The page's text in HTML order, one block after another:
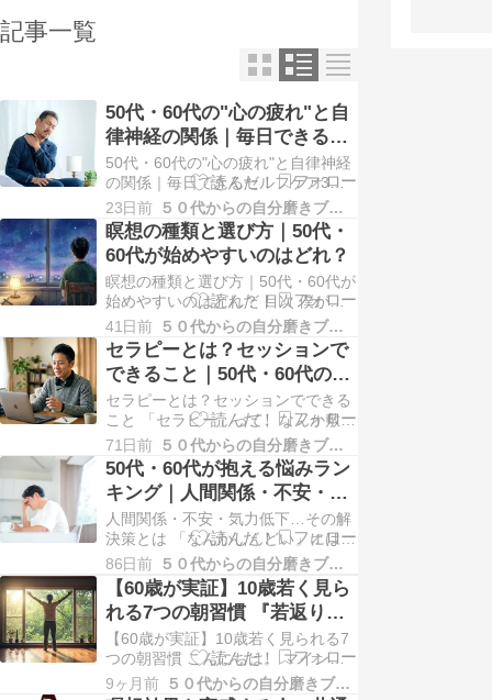
記事一覧
50代・60代の"心の疲れ"と自
律神経の関係｜毎日できるセ
ルフケア3選
50代・60代の"心の疲れ"と自律神経
の関係｜毎日できるセルフケア3選
目次 心の疲れは「自律神経」のアク
セルが踏みっぱなしのサイン 50
代・60代は「切り替えづらさ」が重
なりやすい 毎日できるセルフケア3
選 できなくても、大丈夫 まとめ｜
心をゆるめると、表情まで変わる 心
の疲れ…
23日前 ５０代からの自分磨きブログ
瞑想の種類と選び方｜50代・
60代が始めやすいのはどれ？
瞑想の種類と選び方｜50代・60代が
始めやすいのはどれ？ 目次 僕が瞑
想で何度も挫折してきた理由 50
代・60代が知っておきたい瞑想の4
タイプ で、結局どれを選べばいい
の？ 三日坊主で終わらせない、3つ
の小さなコツ おわりに 瞑想をやっ
てみたけど、続かなかった。 そんな
経験は、あ…
41日前 ５０代からの自分磨きブログ
セラピーとは？セッションで
できること｜50代・60代のた
めの「話す」入門
セラピーとは？セッションでできる
こと 「セラピー」って、なんか敷居
が高くないですか？ 「セラピー」と
いう言葉を聞いて、こんな印象を持
つ人は多いと思います。 「なんか大
げさじゃない？」 「精神的に病んで
いる人が行くものでしょ？」 「お金
もかかりそうだし、何をするのかよ
くわからない…
71日前 ５０代からの自分磨きブログ
50代・60代が抱える悩みラン
キング｜人間関係・不安・気
力低下…その解決策とは
人間関係・不安・気力低下…その解
決策とは 「なんかしんどい」には、
ちゃんと理由がある 50代・60代に
なると、ふとこんな気持ちがよぎる
ことはありませんか。 「昔はこんな
じゃなかったのに、最近やる気が出
ない 「人間関係がめんどくさくて、
正直しんどい」 「将来のことを考え
ると、なん…
86日前 ５０代からの自分磨きブログ
【60歳が実証】10歳若く見ら
れる7つの朝習慣 『若返り効
果のある瞑想・呼吸法・朝食
メニュー完全ガイド』
【60歳が実証】10歳若く見られる7
つの朝習慣 こんにちは。 マインド
フルネスセラピストのこうたろうで
9ヶ月前 ５０代からの自分磨きブログ